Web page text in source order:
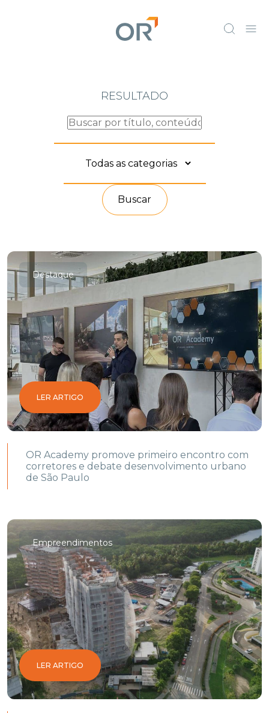
RESULTADO
Buscar
Destaque
LER ARTIGO
OR Academy promove primeiro encontro com
corretores e debate desenvolvimento urbano
de São Paulo
Empreendimentos
LER ARTIGO